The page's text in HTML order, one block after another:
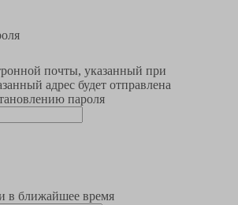
почты, указанный при
адрес будет отправлена
пароля
в ближайшее время